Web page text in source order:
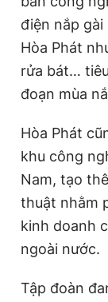
điện nắp gài
Hòa Phát
rửa bát…
đoạn mùa
Hòa Phát
khu công
Nam, tạo
thuật nhằm
kinh doanh
ngoài nước.
Tập đoàn